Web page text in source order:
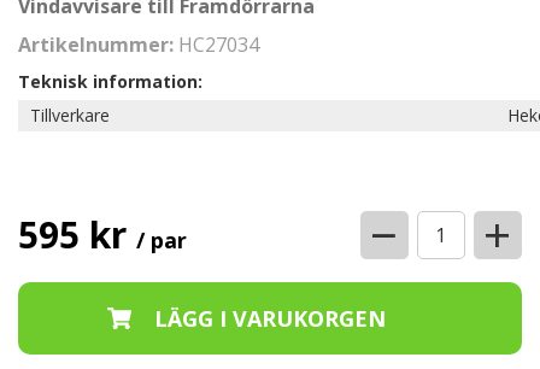
Vindavvisare till Framdörrarna
Artikelnummer: HC27034
Teknisk information:
Tillverkare
595 kr / par − +